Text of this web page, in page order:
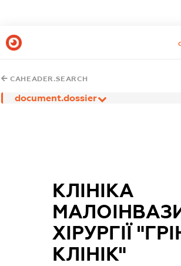
CAHEADER.SEARCH
document.dossier
КЛІНІКА
ХІРУРГІЇ
КЛІНІК"